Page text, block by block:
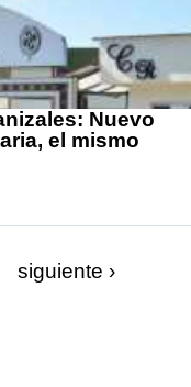
Nuevo
el mismo
siguiente ›